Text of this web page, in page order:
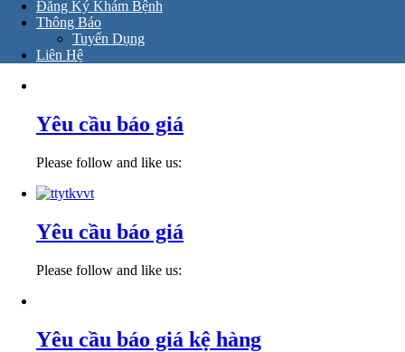
Đăng Ký Khám Bệnh
Thông Báo
Tuyển Dụng
Liên Hệ
Yêu cầu báo giá
Please follow and like us:
Yêu cầu báo giá
Please follow and like us:
Yêu cầu báo giá kệ hàng